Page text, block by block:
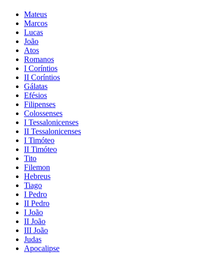
Mateus
Marcos
Lucas
João
Atos
Romanos
I Coríntios
II Coríntios
Gálatas
Efésios
Filipenses
Colossenses
I Tessalonicenses
II Tessalonicenses
I Timóteo
II Timóteo
Tito
Filemon
Hebreus
Tiago
I Pedro
II Pedro
I João
II João
III João
Judas
Apocalipse